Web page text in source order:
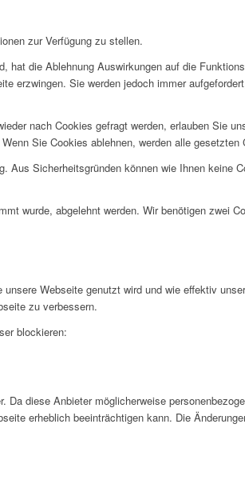
zur Verfügung zu stellen.
die Ablehnung Auswirkungen auf die
erzwingen. Sie werden jedoch immer
nach Cookies gefragt werden, erlauben Sie
Sie Cookies ablehnen, werden alle
Sicherheitsgründen können wie Ihnen keine
wurde, abgelehnt werden. Wir benötigen zwei
Webseite genutzt wird und wie effektiv
zu verbessern.
blockieren:
diese Anbieter möglicherweise
erheblich beeinträchtigen kann. Die